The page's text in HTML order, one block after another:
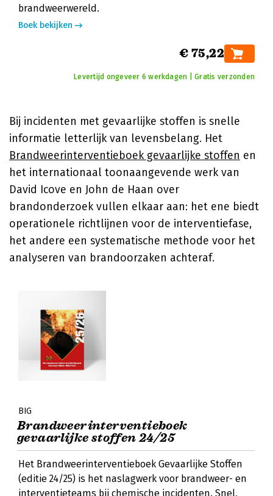
brandweerwereld.
Boek bekijken
€ 75,22
Levertijd ongeveer 6 werkdagen | Gratis verzonden
Bij incidenten met gevaarlijke stoffen is snelle
informatie letterlijk van levensbelang. Het
Brandweerinterventieboek gevaarlijke stoffen en
het internationaal toonaangevende werk van
David Icove en John de Haan over
brandonderzoek vullen elkaar aan: het ene biedt
operationele richtlijnen voor de interventiefase,
het andere een systematische methode voor het
analyseren van brandoorzaken achteraf.
BIG
Brandweerinterventieboek
gevaarlijke stoffen 24/25
Het Brandweerinterventieboek Gevaarlijke Stoffen
(editie 24/25) is het naslagwerk voor brandweer- en
interventieteams bij chemische incidenten. Snel,